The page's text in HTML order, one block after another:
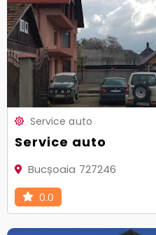
Service auto
Service auto
Bucșoaia 727246
0.0